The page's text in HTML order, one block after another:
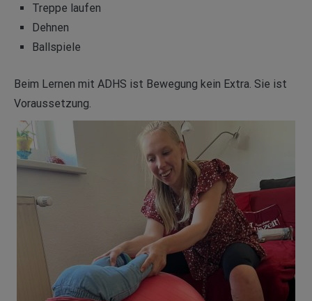
Treppe laufen
Dehnen
Ballspiele
Beim Lernen mit ADHS ist Bewegung kein Extra. Sie ist
Voraussetzung.